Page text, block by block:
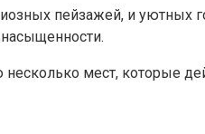
пейзажей, и
мест, которые